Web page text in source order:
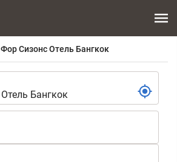
Фор Сизонс Отель Бангкок